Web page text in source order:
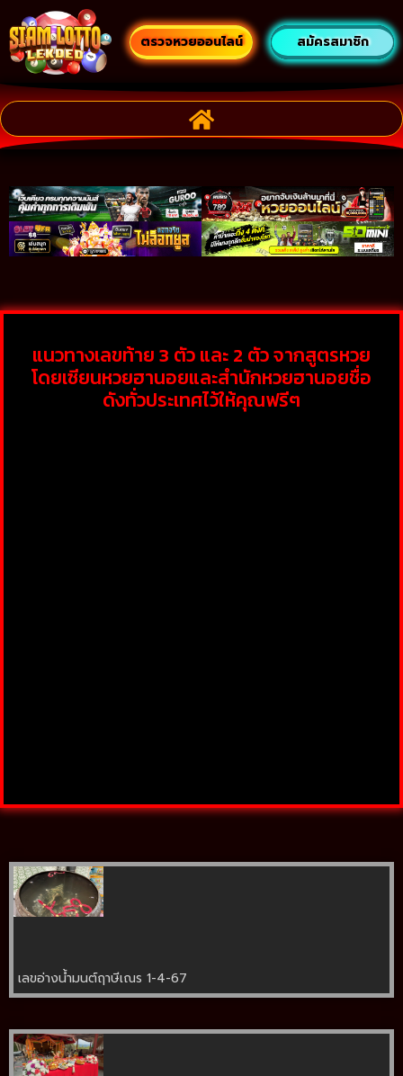
ตรวจหวยออนไลน์ สมัครสมาชิก
แนวทางเลขท้าย 3 ตัว และ 2 ตัว จากสูตรหวย
โดยเซียนหวยฮานอยและสำนักหวยฮานอยชื่อ
ดังทั่วประเทศไว้ให้คุณฟรีๆ
เลขอ่างน้ำมนต์ฤาษีเณร 1-4-67